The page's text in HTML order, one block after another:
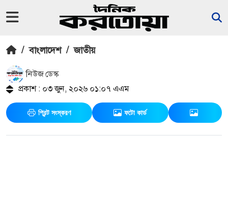
/ বাংলাদেশ / জাতীয়
নিউজ ডেস্ক
প্রকাশ : ০৩ জুন, ২০২৬ ০১:০৭ এএম
প্রিন্ট সংস্করণ ফটো কার্ড